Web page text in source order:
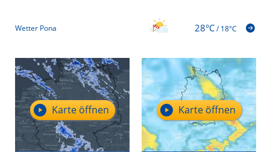
Wetter Pona 28°C/18°C
Karte öffnen Karte öffnen